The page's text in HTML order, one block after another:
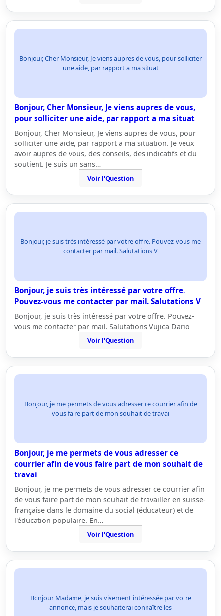
Bonjour, Cher Monsieur, Je viens aupres de vous, pour solliciter
une aide, par rapport a ma situat
Bonjour, Cher Monsieur, Je viens aupres de vous,
pour solliciter une aide, par rapport a ma situat
Bonjour, Cher Monsieur, Je viens aupres de vous, pour
solliciter une aide, par rapport a ma situation. Je veux
avoir aupres de vous, des conseils, des indicatifs et du
soutient. Je suis un sans…
Voir l'Question
Bonjour, je suis très intéressé par votre offre. Pouvez-vous me
contacter par mail. Salutations V
Bonjour, je suis très intéressé par votre offre.
Pouvez-vous me contacter par mail. Salutations V
Bonjour, je suis très intéressé par votre offre. Pouvez-
vous me contacter par mail. Salutations Vujica Dario
Voir l'Question
Bonjour, je me permets de vous adresser ce courrier afin de
vous faire part de mon souhait de travai
Bonjour, je me permets de vous adresser ce
courrier afin de vous faire part de mon souhait de
travai
Bonjour, je me permets de vous adresser ce courrier afin
de vous faire part de mon souhait de travailler en suisse-
française dans le domaine du social (éducateur) et de
l'éducation populaire. En…
Voir l'Question
Bonjour Madame, je suis vivement intéressée par votre
annonce, mais je souhaiterai connaître les